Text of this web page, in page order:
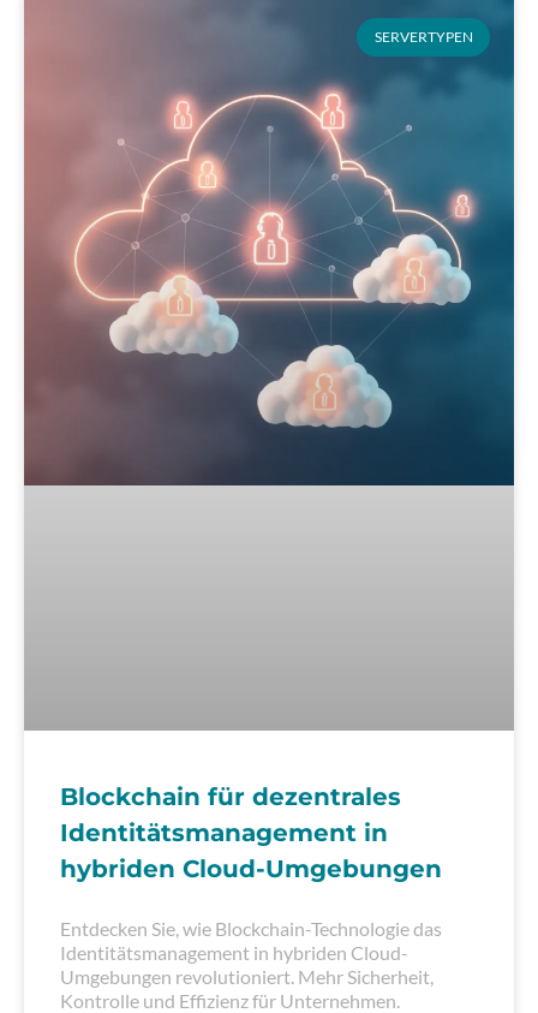
SERVERTYPEN
Blockchain für dezentrales
Identitätsmanagement in
hybriden Cloud-Umgebungen
Entdecken Sie, wie Blockchain-Technologie das
Identitätsmanagement in hybriden Cloud-
Umgebungen revolutioniert. Mehr Sicherheit,
Kontrolle und Effizienz für Unternehmen.